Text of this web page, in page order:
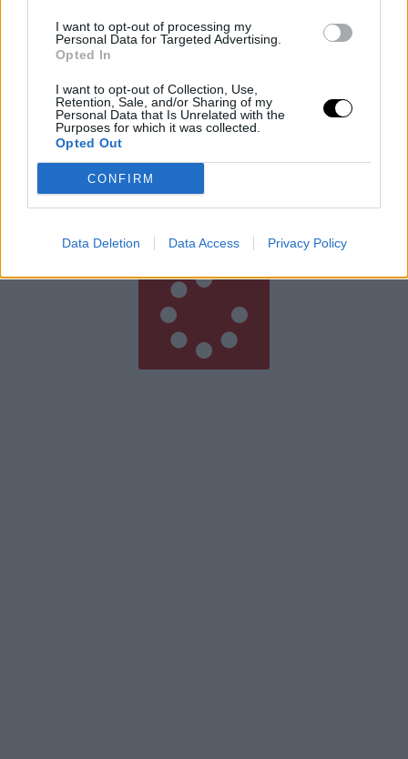
I want to opt-out of processing my
Personal Data for Targeted Advertising.
Opted In
I want to opt-out of Collection, Use,
Retention, Sale, and/or Sharing of my
Personal Data that Is Unrelated with the
Purposes for which it was collected.
Opted Out
CONFIRM
Data Deletion Data Access Privacy Policy
Kutyaként ugráló drón, ami követ
téged – kipróbáltuk a Mondo Benit
Sean Hollister, a The Verge vezető szerkesztője,
kipróbálta a Beni nevű kétlábú robotkutyát, amely
ugrál, trükközik, és stabil 4K-ban követi a gazdáját. A
körülbelül 600